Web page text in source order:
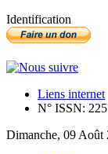
Identification
Liens internet
N° ISSN:
Dimanche, 09 Août